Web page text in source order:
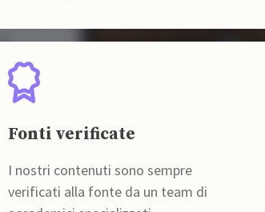
Fonti verificate
I nostri contenuti sono sempre
verificati alla fonte da un team di